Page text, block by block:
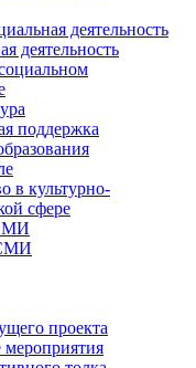
деятельность
деятельность
поддержка
в культурно-
сфере
проекта